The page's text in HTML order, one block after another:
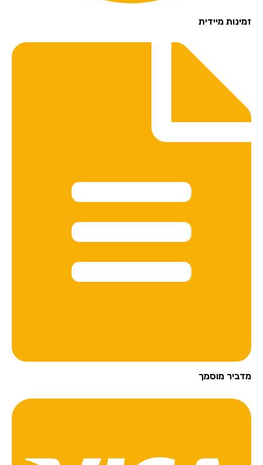
זמינות מיידית
מדביר מוסמך